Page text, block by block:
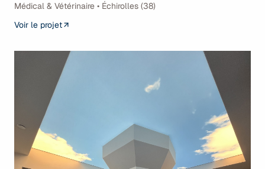
Médical & Vétérinaire • Échirolles (38)
Voir le projet